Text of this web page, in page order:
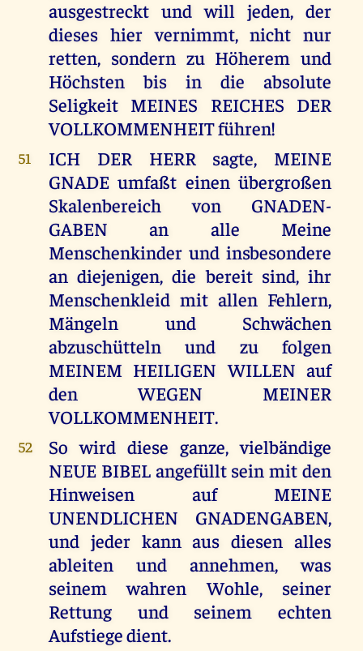
ausgestreckt und will jeden, der
dieses hier vernimmt, nicht nur
retten, sondern zu Höherem und
Höchsten bis in die absolute
Seligkeit MEINES REICHES DER
VOLLKOMMENHEIT führen!
51
ICH DER HERR sagte, MEINE
GNADE umfaßt einen übergroßen
Skalenbereich von GNADEN-
GABEN an alle Meine
Menschenkinder und insbesondere
an diejenigen, die bereit sind, ihr
Menschenkleid mit allen Fehlern,
Mängeln und Schwächen
abzuschütteln und zu folgen
MEINEM HEILIGEN WILLEN auf
den WEGEN MEINER
VOLLKOMMENHEIT.
52
So wird diese ganze, vielbändige
NEUE BIBEL angefüllt sein mit den
Hinweisen auf MEINE
UNENDLICHEN GNADENGABEN,
und jeder kann aus diesen alles
ableiten und annehmen, was
seinem wahren Wohle, seiner
Rettung und seinem echten
Aufstiege dient.